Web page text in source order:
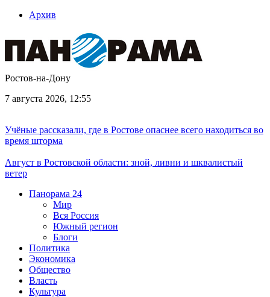
Архив
Ростов-на-Дону
7 августа 2026, 12:55
Учёные рассказали, где в Ростове опаснее всего находиться во
время шторма
Август в Ростовской области: зной, ливни и шквалистый
ветер
Панорама 24
Мир
Вся Россия
Южный регион
Блоги
Политика
Экономика
Общество
Власть
Культура